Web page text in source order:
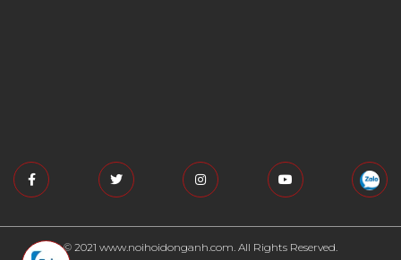
© 2021 www.noihoidonganh.com. All Rights Reserved.